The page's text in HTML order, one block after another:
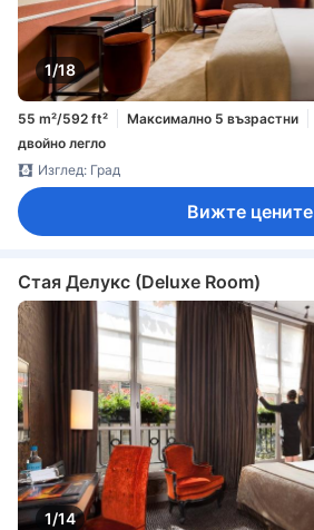
1/18
55 m²/592 ft² Максимално 5 възрастни
двойно легло
Изглед: Град
Вижте цените
Стая Делукс (Deluxe Room)
1/14